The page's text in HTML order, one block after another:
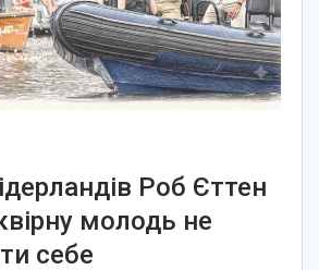
Роб Єттен
молодь не
себе